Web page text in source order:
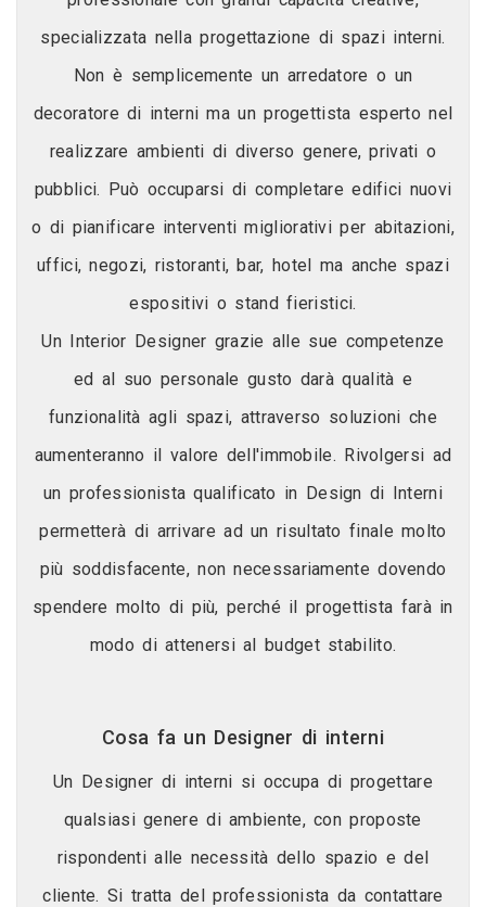
specializzata nella progettazione di spazi interni.
Non è semplicemente un arredatore o un
decoratore di interni ma un progettista esperto nel
realizzare ambienti di diverso genere, privati o
pubblici. Può occuparsi di completare edifici nuovi
o di pianificare interventi migliorativi per abitazioni,
uffici, negozi, ristoranti, bar, hotel ma anche spazi
espositivi o stand fieristici.
Un Interior Designer grazie alle sue competenze
ed al suo personale gusto darà qualità e
funzionalità agli spazi, attraverso soluzioni che
aumenteranno il valore dell'immobile. Rivolgersi ad
un professionista qualificato in Design di Interni
permetterà di arrivare ad un risultato finale molto
più soddisfacente, non necessariamente dovendo
spendere molto di più, perché il progettista farà in
modo di attenersi al budget stabilito.
Cosa fa un Designer di interni
Un Designer di interni si occupa di progettare
qualsiasi genere di ambiente, con proposte
rispondenti alle necessità dello spazio e del
cliente. Si tratta del professionista da contattare